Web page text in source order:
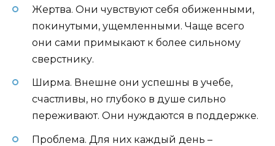
Жертва. Они чувствуют себя обиженными,
покинутыми, ущемленными. Чаще всего
они сами примыкают к более сильному
сверстнику.
Ширма. Внешне они успешны в учебе,
счастливы, но глубоко в душе сильно
переживают. Они нуждаются в поддержке.
Проблема. Для них каждый день –